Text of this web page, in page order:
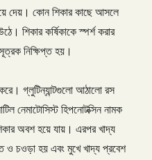
দেয়। কোন শিকার কাছে আসলে
শিকার কর্ষিকাকে স্পর্শ করার
নিক্ষিপ্ত হয়।
গ্লুটিন্যান্টগুলো আঠালো রস
নেমাটোসিস্ট হিপনোটক্সিন নামক
অবশ হয়ে যায়। এরপর খাদ্য
ও চওড়া হয় এবং মুখে খাদ্য প্রবেশ